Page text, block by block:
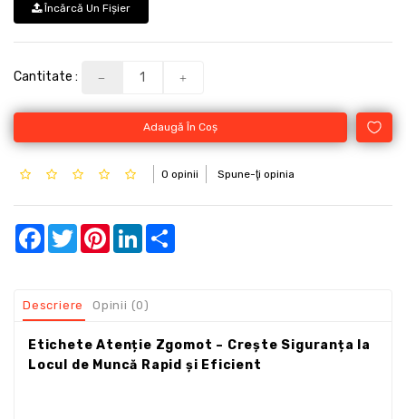
Încărcă Un Fişier
Cantitate :
Adaugă În Coş
0 opinii Spune-ţi opinia
Facebook
TwitterPinterestLinkedIn
Descriere Opinii (0)
Etichete Atenție Zgomot – Crește Siguranța la
Locul de Muncă Rapid și Eficient